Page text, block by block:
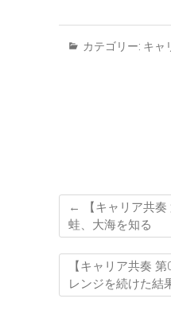
カテゴリー: キャ
←
【キャリア共
蛙、大海を知る
【キャリア共奏
レンジを続けた結